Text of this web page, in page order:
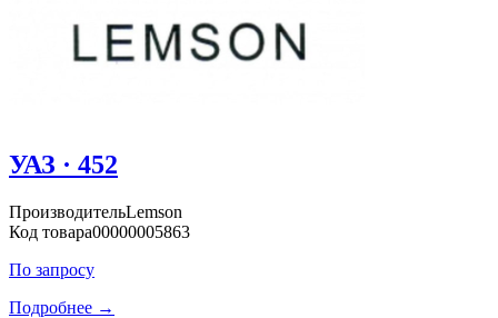
УАЗ · 452
ПроизводительLemson
Код товара00000005863
По запросу
Подробнее →